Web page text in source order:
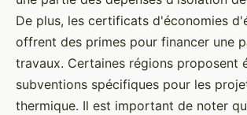
De plus, les certificats d'économies
offrent des primes pour financer une
travaux. Certaines régions proposent
subventions spécifiques pour les
thermique. Il est important de noter